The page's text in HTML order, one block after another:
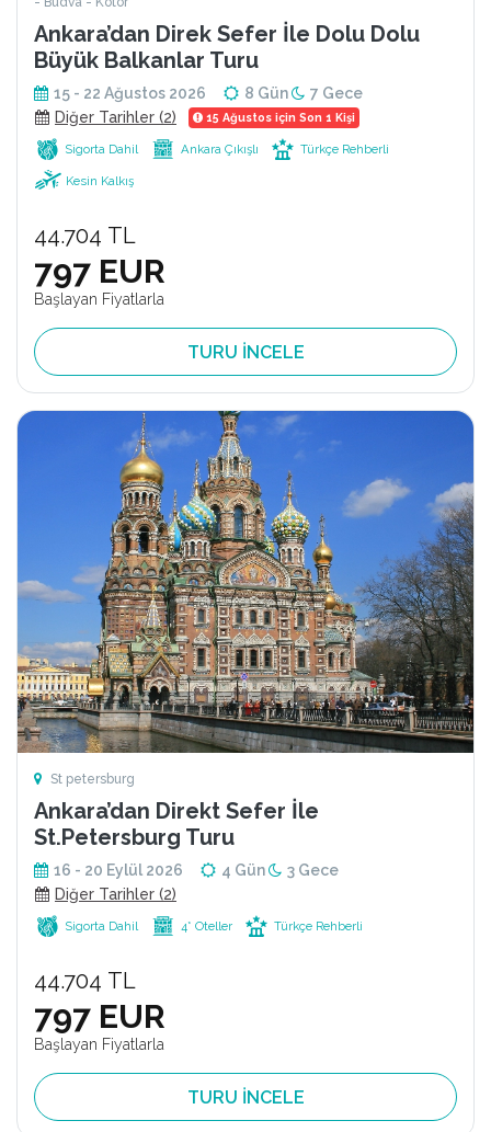
Ankara’dan Direk Sefer İle Dolu Dolu
Büyük Balkanlar Turu
15 - 22 Ağustos 2026 8 Gün
7 Gece
Diğer Tarihler (2)
15 Ağustos için Son 1 Kişi
Sigorta Dahil Ankara Çıkışlı Türkçe Rehberli
Kesin Kalkış
44.704 TL
797 EUR
Başlayan Fiyatlarla
TURU İNCELE
St petersburg
Ankara’dan Direkt Sefer İle
St.Petersburg Turu
16 - 20 Eylül 2026 4 Gün
3 Gece
Diğer Tarihler (2)
Sigorta Dahil 4* Oteller Türkçe Rehberli
44.704 TL
797 EUR
Başlayan Fiyatlarla
TURU İNCELE